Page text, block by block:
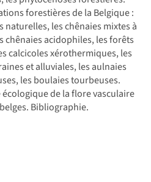
forestières de la Belgique :
naturelles, les chênaies mixtes à
chênaies acidophiles, les forêts
calcicoles xérothermiques, les
et alluviales, les aulnaies
les boulaies tourbeuses.
de la flore vasculaire
Bibliographie.